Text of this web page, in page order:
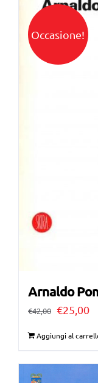
Occasione!
Arnaldo
€42,00 Il
era:
€25,00Il
è:
Aggiungi al